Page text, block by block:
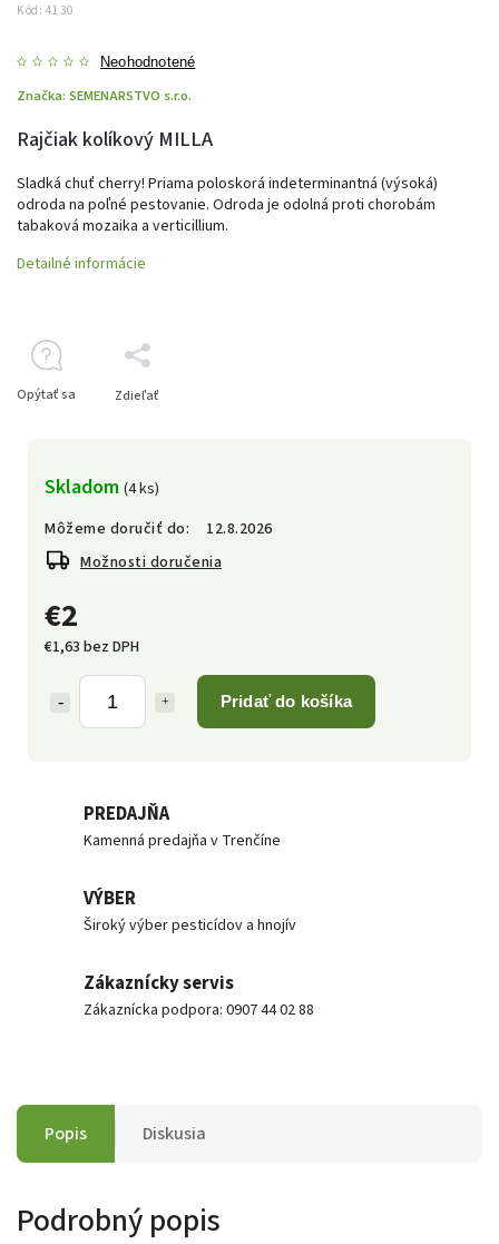
Kód: 4130
Neohodnotené
Značka: SEMENARSTVO s.r.o.
€2
€1,63 bez DPH
Pridať do košíka
Skladom (4 ks)
Môžeme doručiť do:
12.8.2026
Možnosti doručenia
Rajčiak kolíkový MILLA
Sladká chuť cherry! Priama poloskorá indeterminantná (výsoká)
odroda na poľné pestovanie. Odroda je odolná proti chorobám
tabaková mozaika a verticillium.
Detailné informácie
Opýtať sa Zdieľať
PREDAJŇA
Kamenná predajňa v Trenčíne
VÝBER
Široký výber pesticídov a hnojív
Zákaznícky servis
Zákaznícka podpora: 0907 44 02 88
Popis Diskusia
Podrobný popis